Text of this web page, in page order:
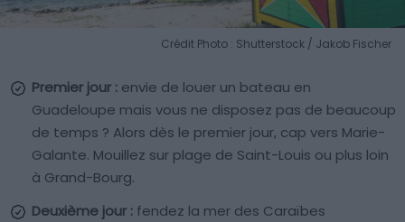
Crédit Photo : Shutterstock / Jakob Fischer
Premier jour : envie de louer un bateau en
Guadeloupe mais vous ne disposez pas de beaucoup
de temps ? Alors dès le premier jour, cap vers Marie-
Galante. Mouillez sur plage de Saint-Louis ou plus loin
à Grand-Bourg.
Deuxième jour : fendez la mer des Caraïbes